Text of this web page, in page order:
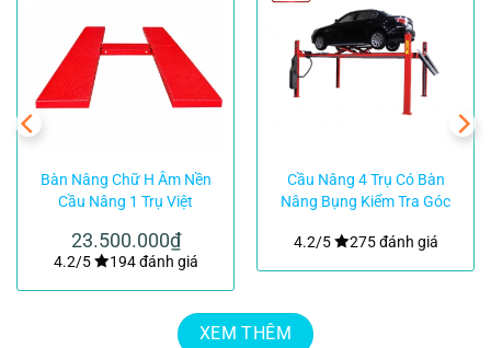
Bàn Nâng Chữ H Âm Nền
Cầu Nâng 1 Trụ Việt
23.500.000₫
4.2/5 194 đánh giá
Cầu Nâng 4 Trụ Có Bàn
Nâng Bụng Kiểm Tra Góc
4.2/5
275 đánh giá
XEM THÊM